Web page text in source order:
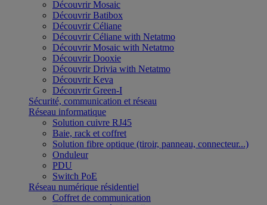
Découvrir Mosaic
Découvrir Batibox
Découvrir Céliane
Découvrir Céliane with Netatmo
Découvrir Mosaic with Netatmo
Découvrir Dooxie
Découvrir Drivia with Netatmo
Découvrir Keva
Découvrir Green-I
Sécurité, communication et réseau
Réseau informatique
Solution cuivre RJ45
Baie, rack et coffret
Solution fibre optique (tiroir, panneau, connecteur...)
Onduleur
PDU
Switch PoE
Réseau numérique résidentiel
Coffret de communication